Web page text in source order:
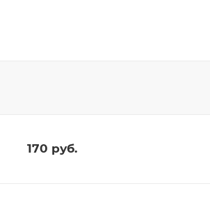
170 руб.